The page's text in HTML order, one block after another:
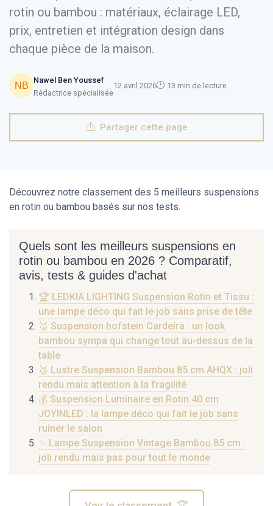
rotin ou bambou : matériaux, éclairage LED,
prix, entretien et intégration design dans
chaque pièce de la maison.
Nawel Ben Youssef
Rédactrice spécialisée
12 avril 2026 13 min de lecture
Partager cette page
Découvrez notre classement des 5 meilleurs suspensions
en rotin ou bambou basés sur nos tests.
Quels sont les meilleurs suspensions en
rotin ou bambou en 2026 ? Comparatif,
avis, tests & guides d'achat
🏆 LEDKIA LIGHTING Suspension Rotin et Tissu :
une lampe déco qui fait le job sans prise de tête
🥈 Suspension hofstein Cardeira : un look
bambou sympa qui change tout au-dessus de la
table
🥉 Lustre Suspension Bambou 85 cm AHQX : joli
rendu mais attention à la fragilité
💰 Suspension Luminaire en Rotin 40 cm
JOYINLED : la lampe déco qui fait le job sans
ruiner le salon
✨ Lampe Suspension Vintage Bambou 85 cm :
joli rendu mais pas pour tout le monde